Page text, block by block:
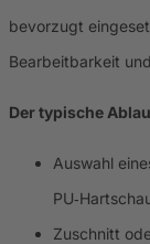
bevorzugt
Bearbeitbarkeit
Der typische
Auswahl
Zuschnitt